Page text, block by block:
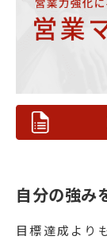
自分の強み
目標達成より